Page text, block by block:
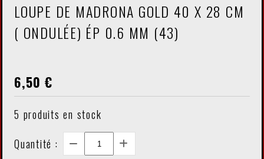
LOUPE DE MADRONA GOLD 40 X 28 CM
( ONDULÉE) ÉP 0.6 MM (43)
6,50 €
5 produits en stock
Quantité :